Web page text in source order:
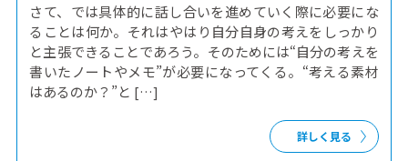
さて、では具体的に話し合いを進めていく際に必要にな
ることは何か。それはやはり自分自身の考えをしっかり
と主張できることであろう。そのためには“自分の考えを
書いたノートやメモ”が必要になってくる。“考える素材
はあるのか？”と […]
詳しく見る